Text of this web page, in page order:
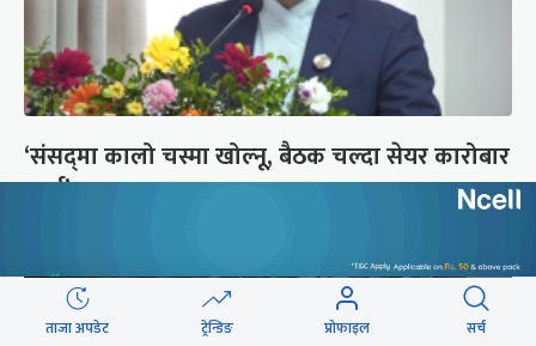
‘संसद्‍मा कालो चस्मा खोल्नू, बैठक चल्दा सेयर कारोबार
नगर्नू’
ताजा अपडेट ट्रेन्डिङ प्रोफाइल सर्च